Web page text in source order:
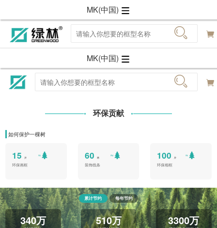
MK(中国)
MK(中国)
环保贡献
如何保护一棵树
15 片
环保画框
60 米
装饰线条
100 片
环保相框
累计节约 每年节约
340万 510万 3300万